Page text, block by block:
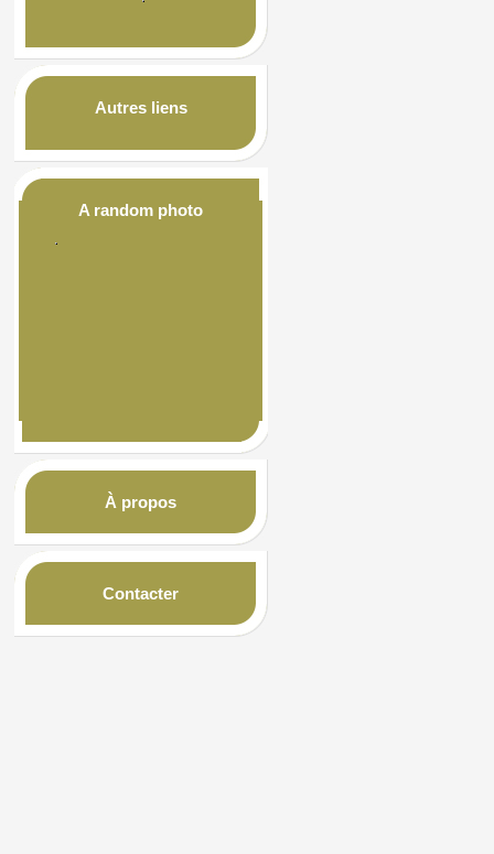
Autres liens
A random photo
À propos
Contacter